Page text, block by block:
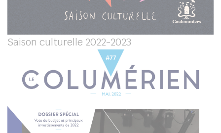
Saison culturelle 2022-2023